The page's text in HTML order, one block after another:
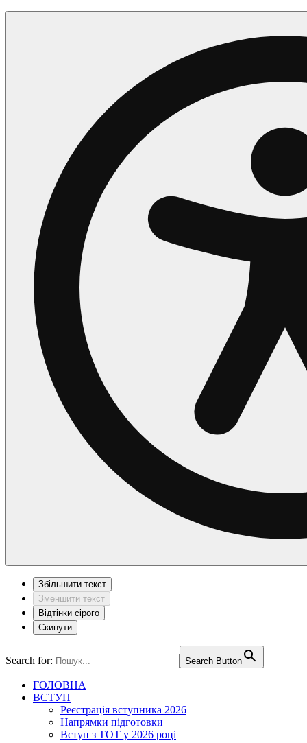
Збільшити текст
Зменшити текст
Відтінки сірого
Скинути
Search for: Search Button
ГОЛОВНА
ВСТУП
Реєстрація вступника 2026
Напрямки підготовки
Вступ з ТОТ у 2026 році